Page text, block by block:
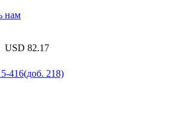
нам
USD 82.17
416(доб. 218)